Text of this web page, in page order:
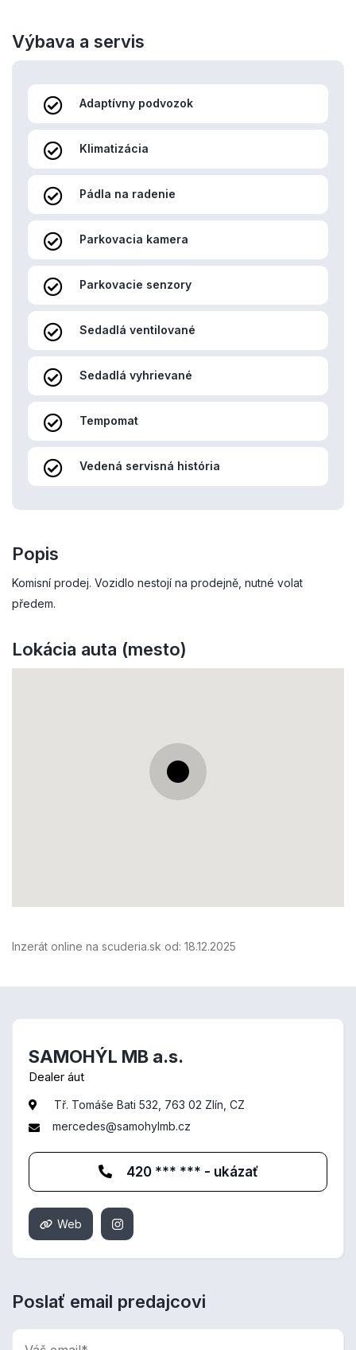
Výbava a servis
Adaptívny podvozok
Klimatizácia
Pádla na radenie
Parkovacia kamera
Parkovacie senzory
Sedadlá ventilované
Sedadlá vyhrievané
Tempomat
Vedená servisná história
Popis
Komisní prodej. Vozidlo nestojí na prodejně, nutné volat
předem.
Lokácia auta (mesto)
Inzerát online na scuderia.sk od: 18.12.2025
Poslať email predajcovi
SAMOHÝL MB a.s.
Dealer áut
Tř. Tomáše Bati 532, 763 02 Zlín, CZ
mercedes@samohylmb.cz
420 *** *** - ukázať
Web